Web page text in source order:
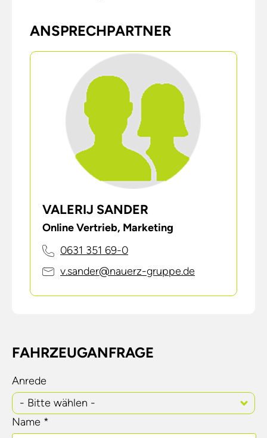
ANSPRECHPARTNER
VALERIJ SANDER
Online Vertrieb, Marketing
0631 351 69-0
v.sander@nauerz-gruppe.de
FAHRZEUGANFRAGE
Anrede
- Bitte wählen -
Name *